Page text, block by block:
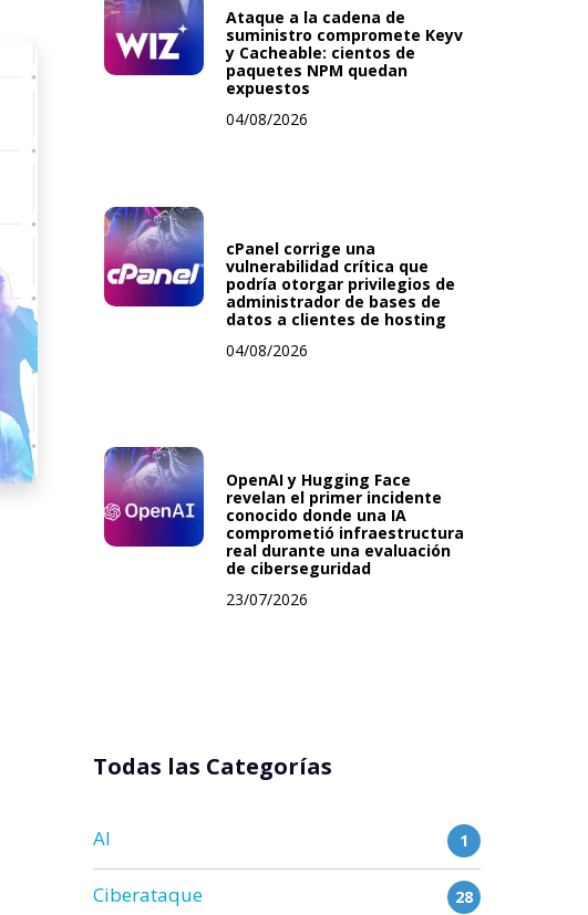
Ataque a la cadena de
suministro compromete Keyv
y Cacheable: cientos de
paquetes NPM quedan
expuestos
04/08/2026
cPanel corrige una
vulnerabilidad crítica que
podría otorgar privilegios de
administrador de bases de
datos a clientes de hosting
04/08/2026
OpenAI y Hugging Face
revelan el primer incidente
conocido donde una IA
comprometió infraestructura
real durante una evaluación
de ciberseguridad
23/07/2026
Todas las Categorías
AI 1
Ciberataque 28